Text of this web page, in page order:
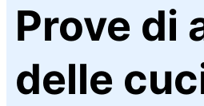
Prove di
delle